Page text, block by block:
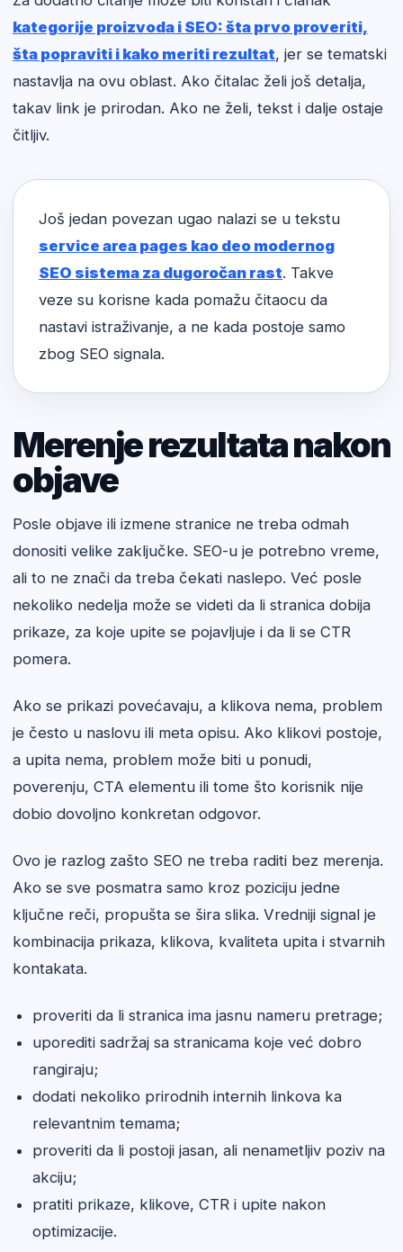
kategorije proizvoda i SEO: šta prvo proveriti,
šta popraviti i kako meriti rezultat, jer se tematski
nastavlja na ovu oblast. Ako čitalac želi još detalja,
takav link je prirodan. Ako ne želi, tekst i dalje ostaje
čitljiv.
Još jedan povezan ugao nalazi se u tekstu
service area pages kao deo modernog
SEO sistema za dugoročan rast. Takve
veze su korisne kada pomažu čitaocu da
nastavi istraživanje, a ne kada postoje samo
zbog SEO signala.
Merenje rezultata nakon
objave
Posle objave ili izmene stranice ne treba odmah
donositi velike zaključke. SEO-u je potrebno vreme,
ali to ne znači da treba čekati naslepo. Već posle
nekoliko nedelja može se videti da li stranica dobija
prikaze, za koje upite se pojavljuje i da li se CTR
pomera.
Ako se prikazi povećavaju, a klikova nema, problem
je često u naslovu ili meta opisu. Ako klikovi postoje,
a upita nema, problem može biti u ponudi,
poverenju, CTA elementu ili tome što korisnik nije
dobio dovoljno konkretan odgovor.
Ovo je razlog zašto SEO ne treba raditi bez merenja.
Ako se sve posmatra samo kroz poziciju jedne
ključne reči, propušta se šira slika. Vredniji signal je
kombinacija prikaza, klikova, kvaliteta upita i stvarnih
kontakata.
proveriti da li stranica ima jasnu nameru pretrage;
uporediti sadržaj sa stranicama koje već dobro
rangiraju;
dodati nekoliko prirodnih internih linkova ka
relevantnim temama;
proveriti da li postoji jasan, ali nenametljiv poziv na
akciju;
pratiti prikaze, klikove, CTR i upite nakon
optimizacije.